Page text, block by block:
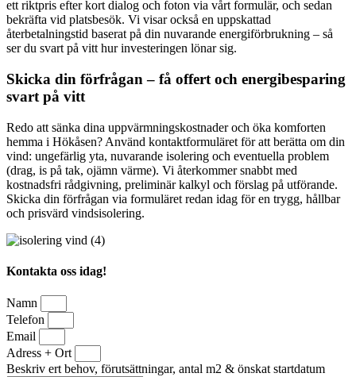
ett riktpris efter kort dialog och foton via vårt formulär, och sedan
bekräfta vid platsbesök. Vi visar också en uppskattad
återbetalningstid baserat på din nuvarande energiförbrukning – så
ser du svart på vitt hur investeringen lönar sig.
Skicka din förfrågan – få offert och energibesparing
svart på vitt
Redo att sänka dina uppvärmningskostnader och öka komforten
hemma i Hökåsen? Använd kontaktformuläret för att berätta om din
vind: ungefärlig yta, nuvarande isolering och eventuella problem
(drag, is på tak, ojämn värme). Vi återkommer snabbt med
kostnadsfri rådgivning, preliminär kalkyl och förslag på utförande.
Skicka din förfrågan via formuläret redan idag för en trygg, hållbar
och prisvärd vindsisolering.
Kontakta oss idag!
Namn
Telefon
Email
Adress + Ort
Beskriv ert behov, förutsättningar, antal m2 & önskat startdatum